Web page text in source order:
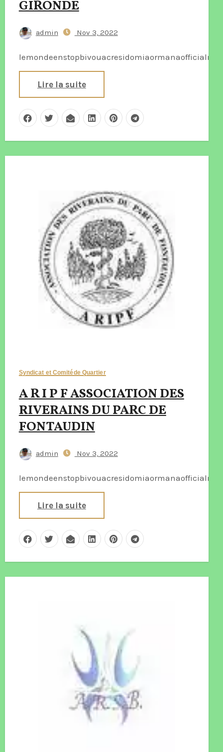
GIRONDE
admin Nov 3, 2022
Lire la suite
Syndicat et Comitéde Quartier
A R I P F ASSOCIATION DES
RIVERAINS DU PARC DE
FONTAUDIN
admin Nov 3, 2022
Lire la suite